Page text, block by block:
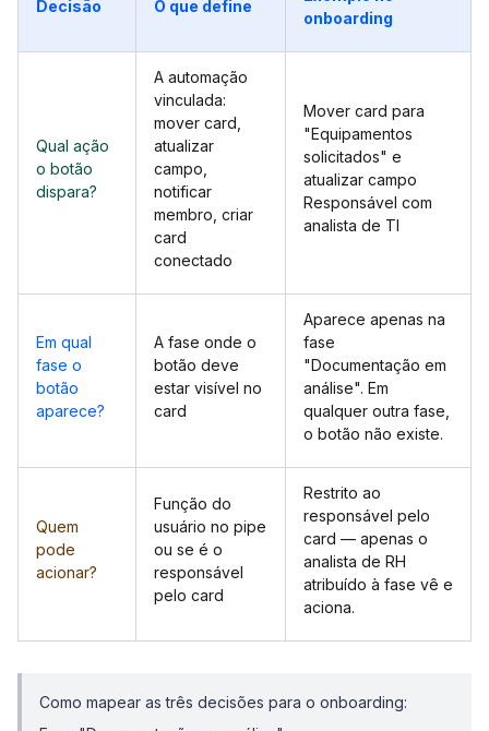
Decisão O que define
onboarding
Qual ação
o botão
dispara?
A automação
vinculada:
mover card,
atualizar
campo,
notificar
membro, criar
card
conectado
Mover card para
"Equipamentos
solicitados" e
atualizar campo
Responsável com
analista de TI
Em qual
fase o
botão
aparece?
A fase onde o
botão deve
estar visível no
card
Aparece apenas na
fase
"Documentação em
análise". Em
qualquer outra fase,
o botão não existe.
Quem
pode
acionar?
Função do
usuário no pipe
ou se é o
responsável
pelo card
Restrito ao
responsável pelo
card — apenas o
analista de RH
atribuído à fase vê e
aciona.
Como mapear as três decisões para o onboarding: